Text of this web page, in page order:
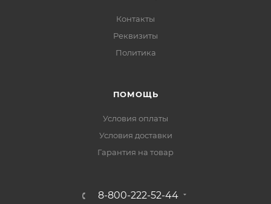
Контакты
Реквизиты
Политика
ПОМОЩЬ
Условия оплаты
Условия доставки
Гарантия на товар
8-800-222-52-44